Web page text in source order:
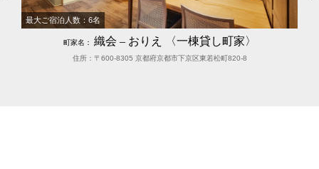
最大ご宿泊人数：6名
町家名： 織会 – おりえ 〈一棟貸し町家〉
住所：〒600-8305 京都府京都市下京区東若松町820-8